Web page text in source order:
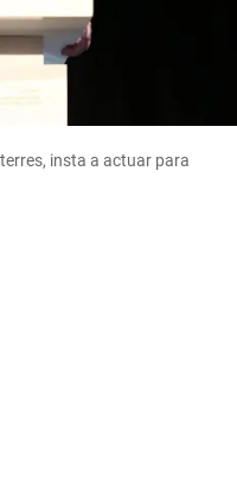
insta a actuar para